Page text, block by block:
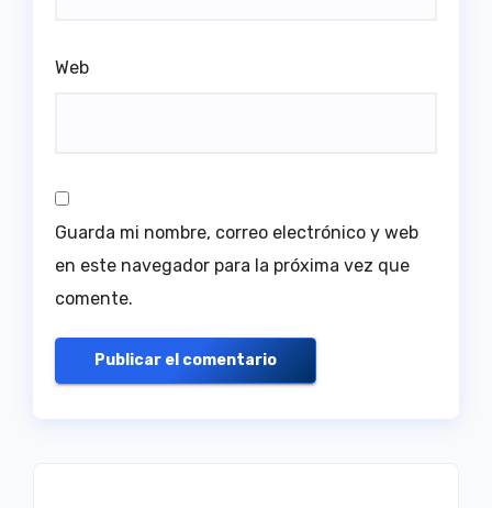
Web
Guarda mi nombre, correo electrónico y web
en este navegador para la próxima vez que
comente.